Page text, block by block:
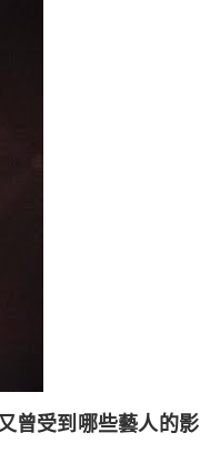
曾受到哪些藝人的影